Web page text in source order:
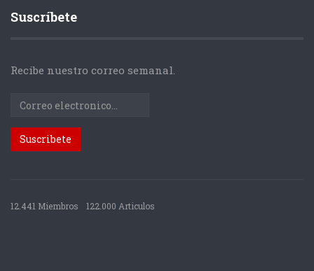
Suscríbete
Recibe nuestro correo semanal.
12.441 Miembros 122.000 Articulos